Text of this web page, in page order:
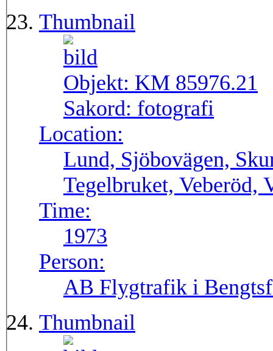
Thumbnail
Objekt: KM 85976.21
Sakord: fotografi
Location:
Lund, Sjöbovägen,
Tegelbruket, Veberöd,
Time:
1973
Person:
AB Flygtrafik i
Thumbnail